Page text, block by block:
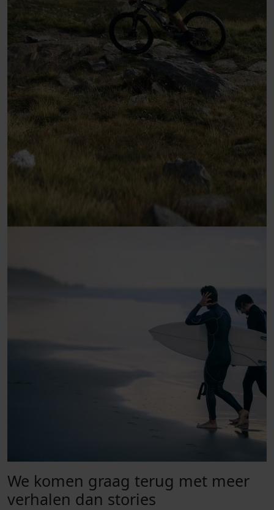
We komen graag terug met meer
verhalen dan stories